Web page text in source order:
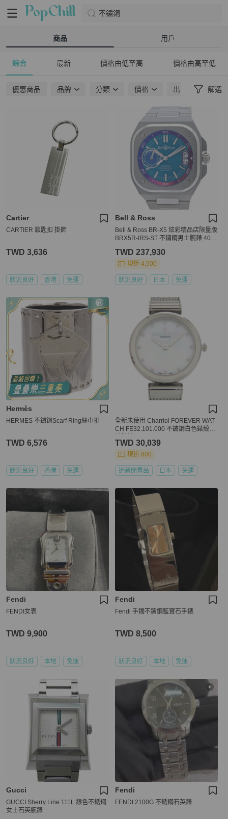
不鏽鋼
商品 用戶
綜合 最新 價格由低至高 價格由高至低
優惠商品 品牌 分類 價格 出貨地點 篩選
Cartier
CARTIER 鎖匙扣 掛飾
TWD 3,636
狀況良好 香港 免運
Bell & Ross
Bell & Ross BR-X5 炫彩精品店限量版
BRX5R-IRS-ST 不鏽鋼男士腕錶 403
TWD 237,930
現折 4,500
狀況良好 日本 免運
Hermès
HERMES 不鏽鋼Scarf Ring絲巾扣
TWD 6,576
狀況良好 香港 免運
全新未使用 Charriol FOREVER WAT
CH FE32.101.000 不鏽鋼白色錶殼石
TWD 30,039
現折 800
近新閒置品 日本 免運
Fendi
FENDI女表
TWD 9,900
狀況良好 本地 免運
Fendi
Fendi 手鐲不鏽鋼藍寶石手錶
TWD 8,500
狀況良好 本地 免運
Gucci
GUCCI Sherry Line 111L 銀色不銹鋼
女士石英腕錶
Fendi
FENDI 2100G 不銹鋼石英錶